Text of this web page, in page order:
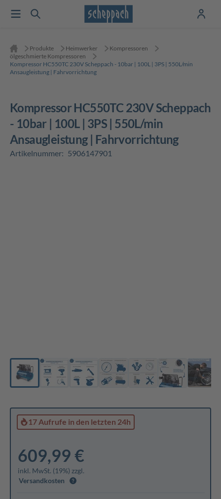
Produkte Heimwerker
Kompressoren
ölgeschmierte Kompressoren
Kompressor HC550TC 230V Scheppach - 10bar | 100L | 3PS | 550L/min
Ansaugleistung | Fahrvorrichtung
Kompressor HC550TC 230V Scheppach
- 10bar | 100L | 3PS | 550L/min
Ansaugleistung | Fahrvorrichtung
Artikelnummer: 5906147901
17 Aufrufe in den letzten 24h
609,99 €
inkl. MwSt. (19%) zzgl.
Versandkosten